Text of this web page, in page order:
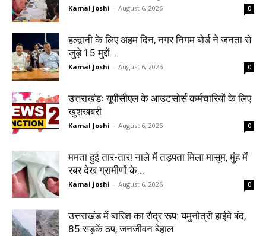
Kamal Joshi - August 6, 2026 0
हल्द्वानी के लिए अहम दिन, नगर निगम बोर्ड ने जनता से
जुड़े 15 मुद्दों...
Kamal Joshi - August 6, 2026 0
उत्तराखंडः यूपीसीएल के आउटसोर्स कर्मचारियों के लिए
खुशखबरी
Kamal Joshi - August 6, 2026 0
ममता हुई तार-तार! नाले में तड़पता मिला मासूम, मुंह में
रबर देख ग्रामीणों के...
Kamal Joshi - August 6, 2026 0
उत्तराखंड में बारिश का रौद्र रूप: यमुनोत्री हाईवे बंद,
85 सड़कें ठप, जनजीवन बेहाल